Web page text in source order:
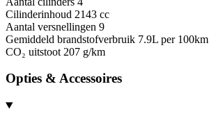
Cilinderinhoud 2143 cc
Aantal versnellingen 9
Gemiddeld brandstofverbruik 7.9L per 100km
CO₂ uitstoot 207 g/km
Opties & Accessoires